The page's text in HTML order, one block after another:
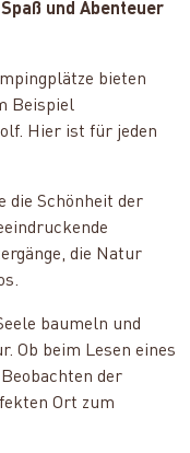
Spaß und Abenteuer
bieten
Beispiel
Hier ist für jeden
die Schönheit der
die Natur
baumeln und
Ob beim Lesen eines
der
Ort zum